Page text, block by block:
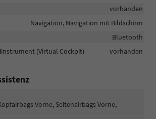
vorhanden
Navigation, Navigation mit Bildschirm
Bluetooth
(Virtual Cockpit)
vorhanden
Vorne, Seitenairbags Vorne,